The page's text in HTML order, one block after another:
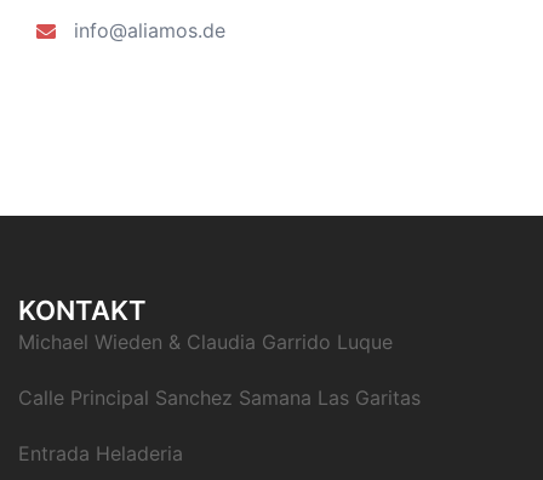
info@aliamos.de
KONTAKT
Michael Wieden & Claudia Garrido Luque
Calle Principal Sanchez Samana Las Garitas
Entrada Heladeria